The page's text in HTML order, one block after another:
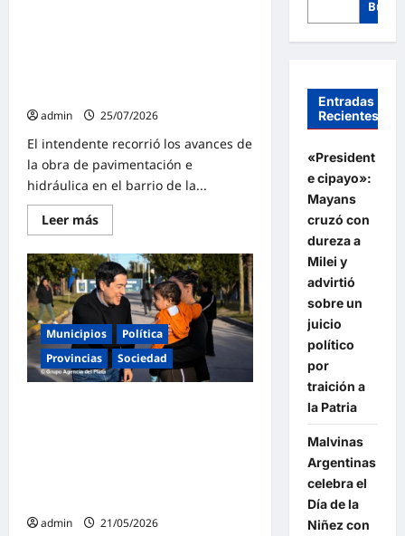
admin
25/07/2026
El intendente recorrió los avances de
la obra de pavimentación e
hidráulica en el barrio de la...
Leer másLee
más
Leo
Nardini
consolida
el
plan
de
obras
que
transforma
Malvinas
Argentinas:
Municipios
Política
Provincias
Sociedad
admin
21/05/2026
Entradas
Recientes
«President
e cipayo»:
Mayans
cruzó con
dureza a
Milei y
advirtió
sobre un
juicio
político
por
traición a
la Patria
Malvinas
Argentinas
celebra el
Día de la
Niñez con